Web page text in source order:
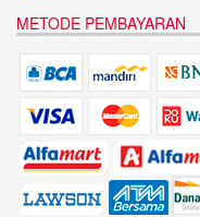
METODE PEMBAYARAN